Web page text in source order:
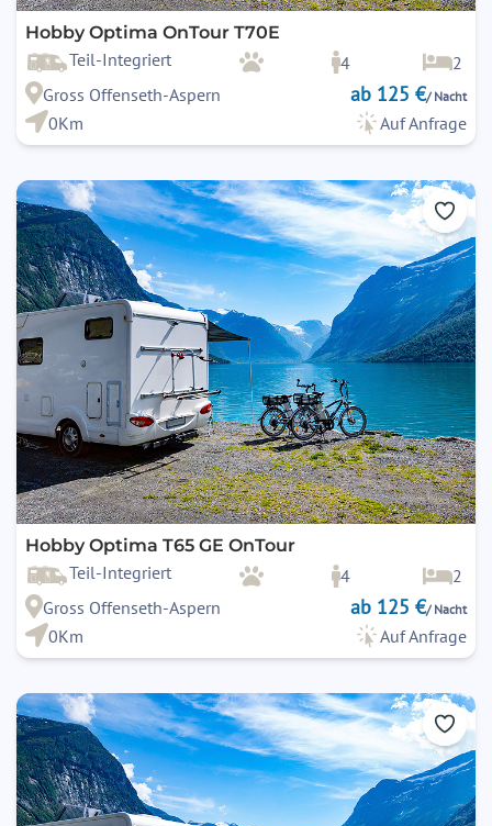
Hobby Optima OnTour T70E
Teil-Integriert 4
2
Gross Offenseth-Aspern
ab 125 €/ Nacht
0Km Auf Anfrage
Hobby Optima T65 GE OnTour
Teil-Integriert 4
2
Gross Offenseth-Aspern
ab 125 €/ Nacht
0Km Auf Anfrage